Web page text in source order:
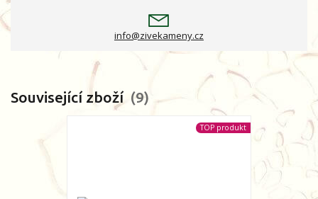
info@zivekameny.cz
Související zboží 9
TOP produkt